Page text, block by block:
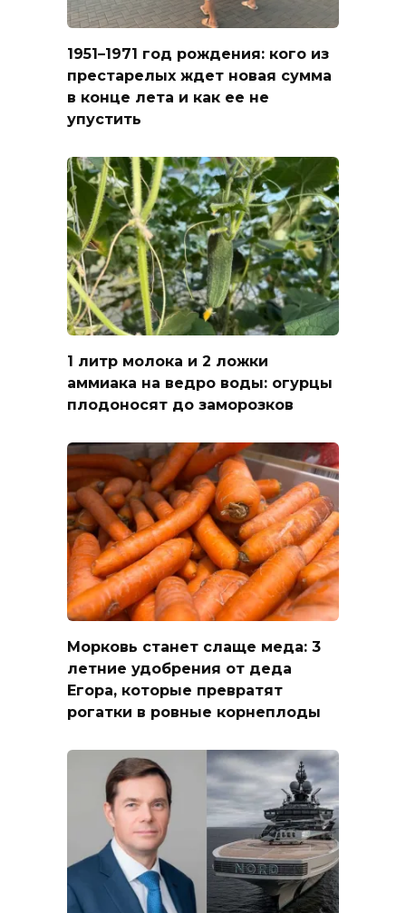
1951–1971 год рождения: кого из
престарелых ждет новая сумма
в конце лета и как ее не
упустить
1 литр молока и 2 ложки
аммиака на ведро воды: огурцы
плодоносят до заморозков
Морковь станет слаще меда: 3
летние удобрения от деда
Егора, которые превратят
рогатки в ровные корнеплоды